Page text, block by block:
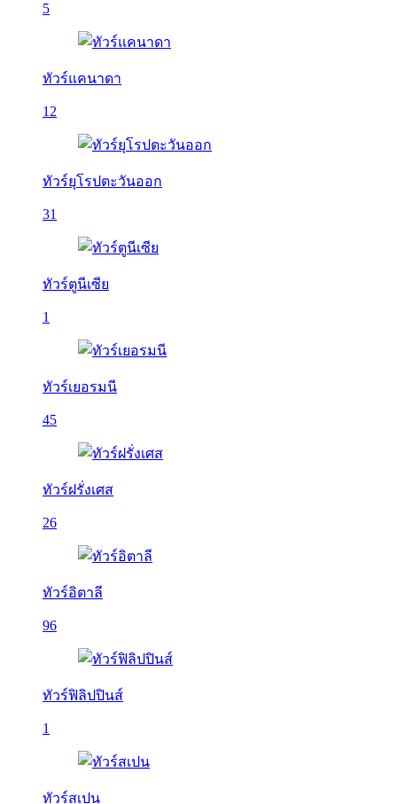
5
ทัวร์แคนาดา
12
ทัวร์ยุโรปตะวันออก
31
ทัวร์ตูนีเซีย
1
ทัวร์เยอรมนี
45
ทัวร์ฝรั่งเศส
26
ทัวร์อิตาลี
96
ทัวร์ฟิลิปปินส์
1
ทัวร์สเปน